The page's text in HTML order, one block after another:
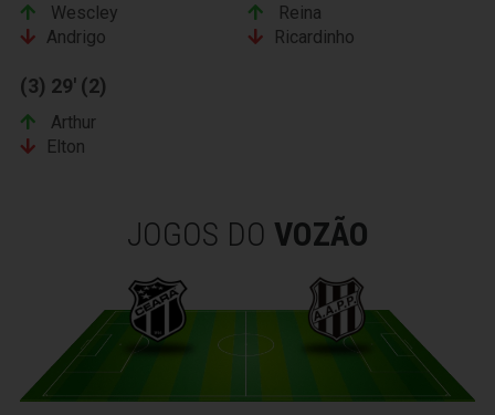
Wescley
Andrigo
Reina
Ricardinho
(3) 29' (2)
Arthur
Elton
JOGOS DO VOZÃO